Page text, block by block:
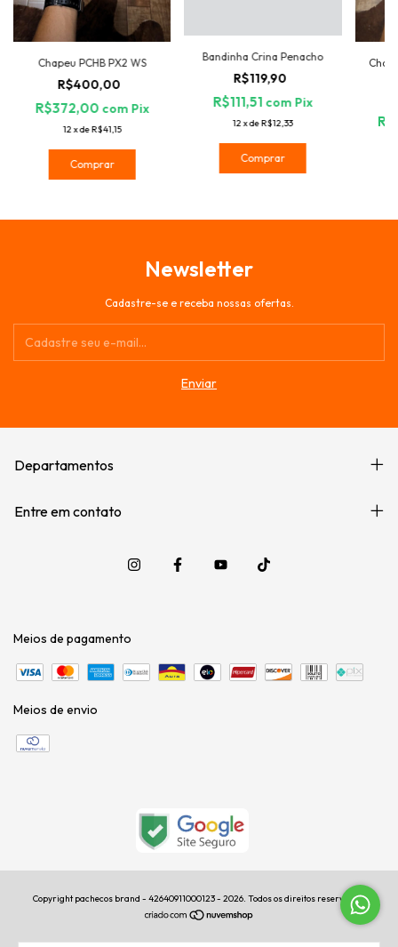
Chapeu PCHB PX2 WS
R$400,00
R$372,00 com Pix
12 xdeR$41,15
Comprar
Bandinha Crina Penacho
R$119,90
R$111,51com Pix
12 xdeR$12,33
Comprar
Newsletter
Cadastre-se e receba nossas ofertas.
Departamentos
Entre em contato
Meios de pagamento
Meios de envio
Copyright pachecos brand - 42640911000123 - 2026. Todos os direitos reservados.